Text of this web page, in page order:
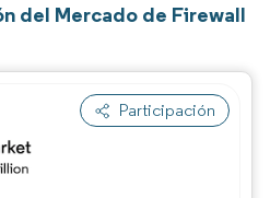
del Mercado de Firewall
Participación